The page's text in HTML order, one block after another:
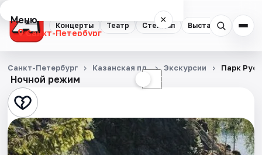
Концерты Театр Стендап Выставки
Меню ×
Санкт-Петербург
Концерты
Театр
Стендап
Выставки
Ночной режим ☾
Санкт-Петербург Казанская пл. Экскурсии Парк